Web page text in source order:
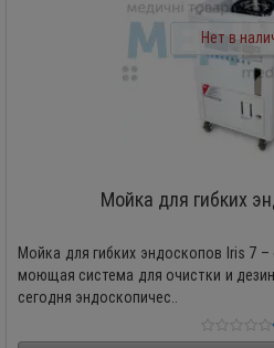
Нет в
Мойка для гибких
Мойка для гибких эндоскопов Iris 7
моющая система для очистки и
сегодня эндоскопичес..